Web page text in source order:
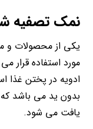
نمک تصفیه
یکی از محصولات و
مورد استفاده قرار
ادویه در پختن غذا
بدون ید می باشد که
یافت می شود.